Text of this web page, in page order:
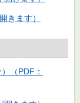
きます）
（PDF：